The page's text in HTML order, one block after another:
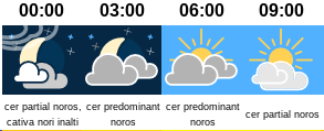
00:00 03:00 06:00 09:00
cer partial noros,
cativa nori inalti
cer predominant
noros
cer predominant
noros
cer partial noros